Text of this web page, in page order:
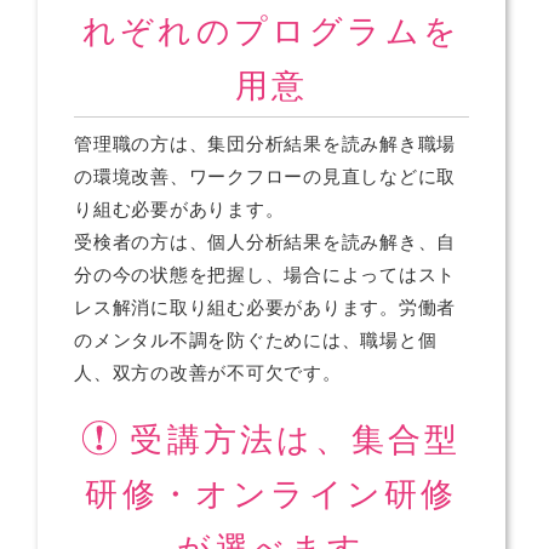
れぞれのプログラムを
用意
管理職の方は、集団分析結果を読み解き職場
の環境改善、ワークフローの見直しなどに取
り組む必要があります。
受検者の方は、個人分析結果を読み解き、自
分の今の状態を把握し、場合によってはスト
レス解消に取り組む必要があります。労働者
のメンタル不調を防ぐためには、職場と個
人、双方の改善が不可欠です。
受講方法は、集合型
研修・オンライン研修